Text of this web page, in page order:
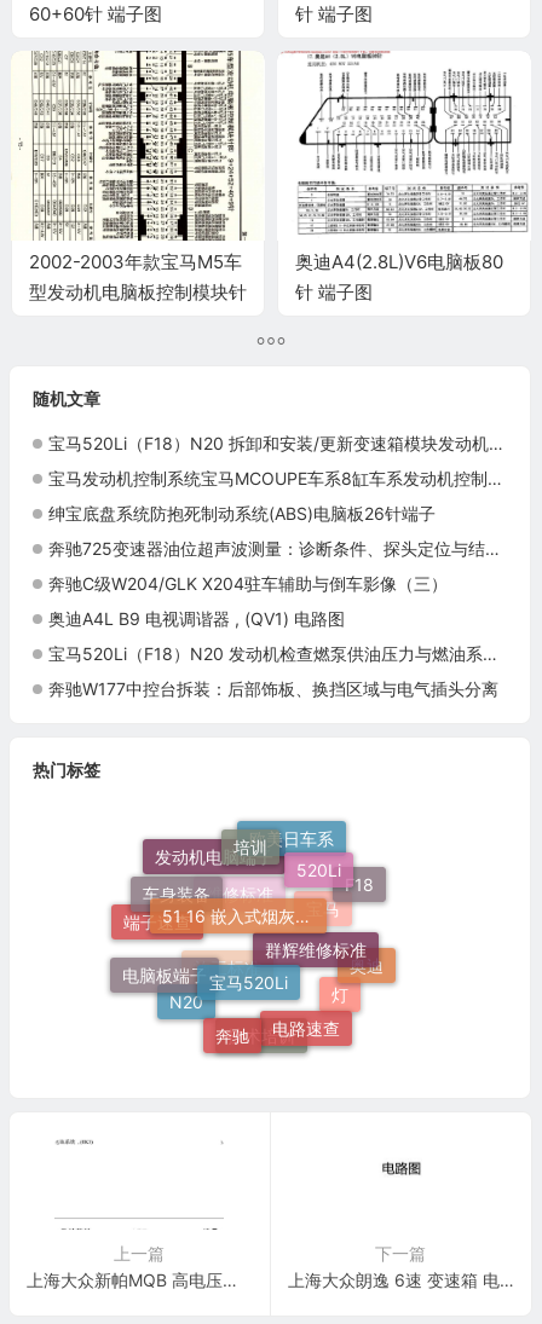
60+60针 端子图
针 端子图
2002-2003年款宝马M5车
型发动机电脑板控制模块针
奥迪A4(2.8L)V6电脑板80
针 端子图
随机文章
宝马520Li（F18）N20 拆卸和安装/更新变速箱模块发动机电线束施工与复检标准
宝马发动机控制系统宝马MCOUPE车系8缸车系发动机控制系统电脑板9+24+52+40+9针端子
绅宝底盘系统防抱死制动系统(ABS)电脑板26针端子
奔驰725变速器油位超声波测量：诊断条件、探头定位与结果判断
奔驰C级W204/GLK X204驻车辅助与倒车影像（三）
奥迪A4L B9 电视调谐器 , (QV1) 电路图
宝马520Li（F18）N20 发动机检查燃泵供油压力与燃油系统复检标准
奔驰W177中控台拆装：后部饰板、换挡区域与电气插头分离
热门标签
51 16 嵌入式烟灰缸托架
宝马520Li
群辉维修标准
520Li
培训
车身装备
电脑板端子
奔驰 电路速查
奥迪
F18
欧美日车系
发动机电脑端子
端子速查
N20
技术培训
灯
宝马
维修标准
施工标准
上一篇
上海大众新帕MQB 高电压蓄电池系统 , (0K3) 电路图
下一篇
上海大众朗逸 6速 变速箱 电路图